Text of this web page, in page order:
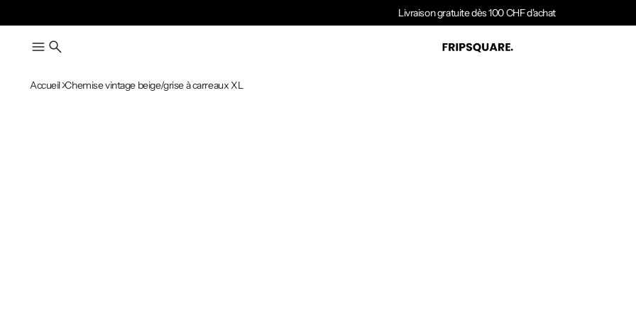
Livraison gratuite dès 100 CHF d'achat
Accueil Chemise vintage beige/grise à carreaux XL